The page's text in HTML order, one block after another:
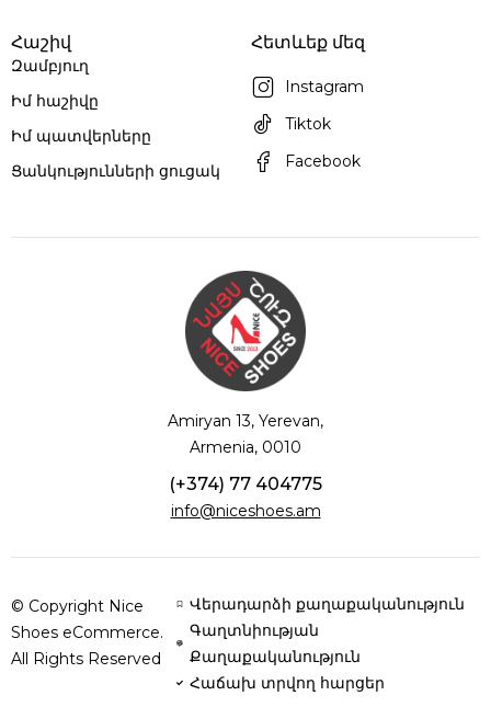
Հաշիվ
Զամբյուղ
Իմ հաշիվը
Իմ պատվերները
Ցանկությունների ցուցակ
Հետևեք մեզ
Instagram
Tiktok
Facebook
Amiryan 13, Yerevan,
Armenia, 0010
(+374) 77 404775
info@niceshoes.am
© Copyright Nice
Shoes eCommerce.
All Rights Reserved
Վերադարձի քաղաքականություն
Գաղտնիության
Քաղաքականություն
Հաճախ տրվող հարցեր